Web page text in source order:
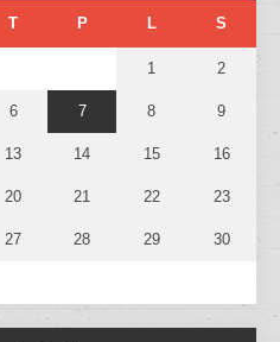
T P L S
1 2
6 7 8 9
13 14 15 16
20 21 22 23
27 28 29 30